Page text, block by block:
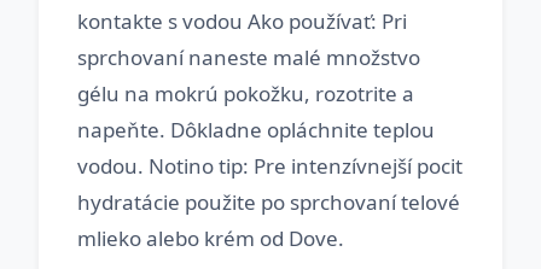
kontakte s vodou Ako používať: Pri
sprchovaní naneste malé množstvo
gélu na mokrú pokožku, rozotrite a
napeňte. Dôkladne opláchnite teplou
vodou. Notino tip: Pre intenzívnejší pocit
hydratácie použite po sprchovaní telové